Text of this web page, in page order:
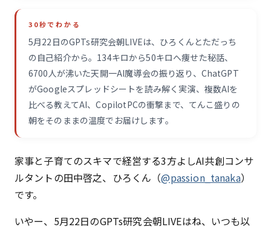
30秒でわかる
5月22日のGPTs研究会朝LIVEは、ひろくんとただっち
の自己紹介から。134キロから50キロへ痩せた秘話、
6700人が沸いた天開一AI魔導会の振り返り、ChatGPT
がGoogleスプレッドシートを読み解く実演、複数AIを
比べる教えてAI、CopilotPCの衝撃まで、てんこ盛りの
朝をそのままの温度でお届けします。
家事と子育てのスキマで経営する3方よしAI共創コンサ
ルタントの田中啓之、ひろくん（@passion_tanaka）
です。
いやー、5月22日のGPTs研究会朝LIVEはね、いつも以